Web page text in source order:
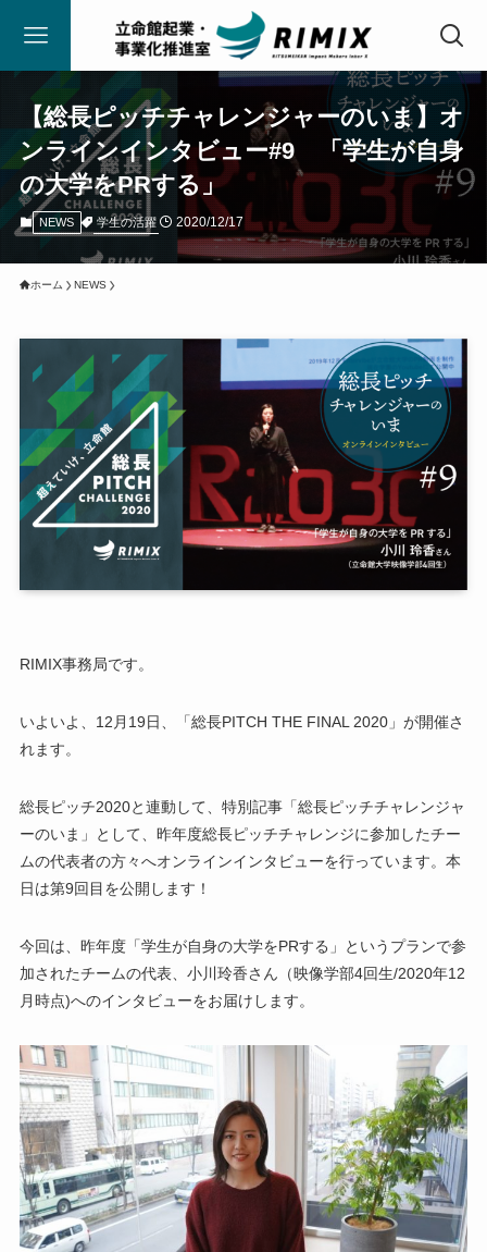
【総長ピッチチャレンジャーのいま】オ
ンラインインタビュー#9 「学生が自身
の大学をPRする」
NEWS 学生の活躍 2020/12/17
ホーム NEWS
RIMIX事務局です。
いよいよ、12月19日、「総長PITCH THE FINAL 2020」が開催さ
れます。
総長ピッチ2020と連動して、特別記事「総長ピッチチャレンジャ
ーのいま」として、昨年度総長ピッチチャレンジに参加したチー
ムの代表者の方々へオンラインインタビューを行っています。本
日は第9回目を公開します！
今回は、昨年度「学生が自身の大学をPRする」というプランで参
加されたチームの代表、小川玲香さん（映像学部4回生/2020年12
月時点)へのインタビューをお届けします。